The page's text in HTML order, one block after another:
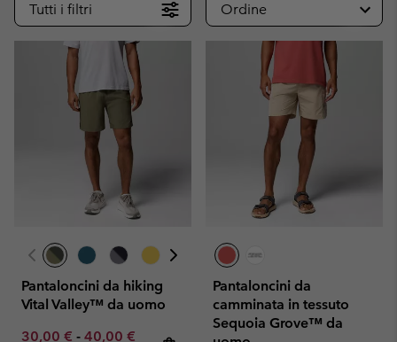
Tutti i filtri Ordine
Pantaloncini da hiking
Vital Valley™ da uomo
Minimum sale price:
30,00 € - Maximum sale price:
40,00 € Regular price:
Pantaloncini da
camminata in tessuto
Sequoia Grove™ da